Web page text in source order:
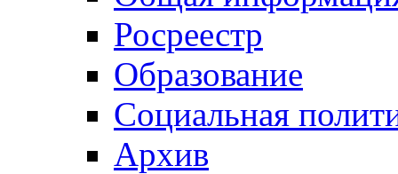
Росреестр
Образование
Социальная
Архив